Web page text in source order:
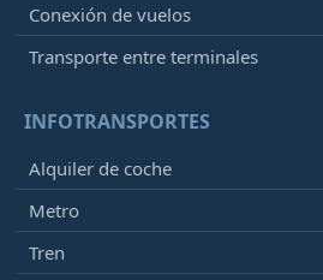
Conexión de vuelos
Transporte entre terminales
INFOTRANSPORTES
Alquiler de coche
Metro
Tren